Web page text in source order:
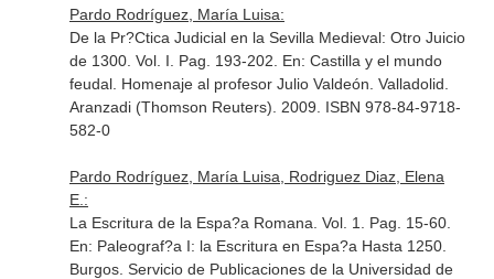
Pardo Rodríguez, María Luisa:
De la Pr?Ctica Judicial en la Sevilla Medieval: Otro Juicio
de 1300. Vol. I. Pag. 193-202. En: Castilla y el mundo
feudal. Homenaje al profesor Julio Valdeón . Valladolid.
Aranzadi (Thomson Reuters). 2009. ISBN 978-84-9718-
582-0
Pardo Rodríguez, María Luisa, Rodriguez Diaz, Elena
E.:
La Escritura de la Espa?a Romana. Vol. 1. Pag. 15-60.
En: Paleograf?a I: la Escritura en Espa?a Hasta 1250.
Burgos. Servicio de Publicaciones de la Universidad de